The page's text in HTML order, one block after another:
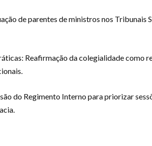
de parentes de ministros nos Tribunais
Reafirmação da colegialidade como
do Regimento Interno para priorizar